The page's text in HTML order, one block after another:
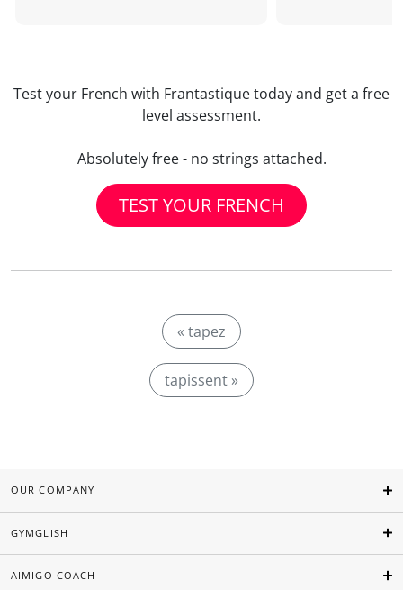
Test your French with Frantastique today and get a free
level assessment.
Absolutely free - no strings attached.
TEST YOUR FRENCH
« tapez
tapissent »
OUR COMPANY
GYMGLISH
AIMIGO COACH